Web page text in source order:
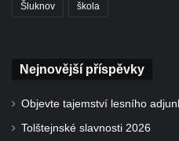
Šluknov škola
Nejnovější příspěvky
Objevte tajemství lesního
Tolštejnské slavnosti 2026